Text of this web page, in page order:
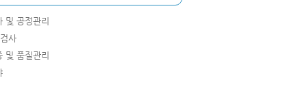
및 공정관리
사
및 품질관리